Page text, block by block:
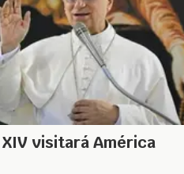
XIV visitará América